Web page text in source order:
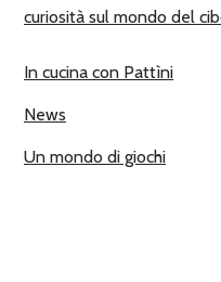
curiosità sul mondo del
In cucina con Pattìni
News
Un mondo di giochi